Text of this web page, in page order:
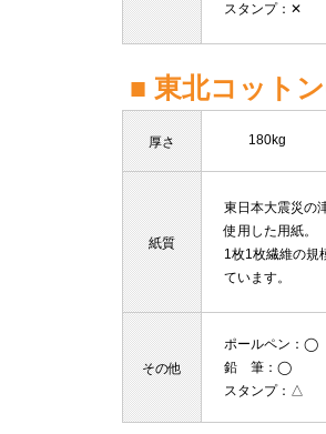
スタンプ：✕
■ 東北コット
厚さ 180kg
紙質
東日本大震災の
使用した用紙。
1枚1枚繊維の規
ています。
その他
ポールペン ：◯
鉛 筆 ：◯
スタンプ：△